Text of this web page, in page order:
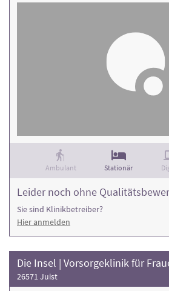
Ambulant Stationär
Leider noch ohne
Sie sind Klinikbetreiber?
Hier anmelden
Die Insel | Vorsorgeklinik für
26571 Juist